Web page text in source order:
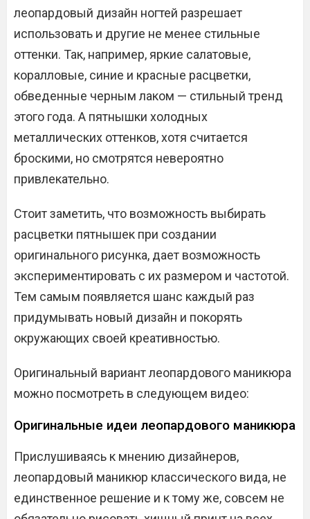
леопардовый дизайн ногтей разрешает
использовать и другие не менее стильные
оттенки. Так, например, яркие салатовые,
коралловые, синие и красные расцветки,
обведенные черным лаком — стильный тренд
этого года. А пятнышки холодных
металлических оттенков, хотя считается
броскими, но смотрятся невероятно
привлекательно.
Стоит заметить, что возможность выбирать
расцветки пятнышек при создании
оригинального рисунка, дает возможность
экспериментировать с их размером и частотой.
Тем самым появляется шанс каждый раз
придумывать новый дизайн и покорять
окружающих своей креативностью.
Оригинальный вариант леопардового маникюра
можно посмотреть в следующем видео:
Оригинальные идеи леопардового маникюра
Прислушиваясь к мнению дизайнеров,
леопардовый маникюр классического вида, не
единственное решение и к тому же, совсем не